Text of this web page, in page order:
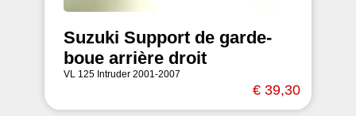
Suzuki Support de garde-
boue arrière droit
VL 125 Intruder 2001-2007
€ 39,30